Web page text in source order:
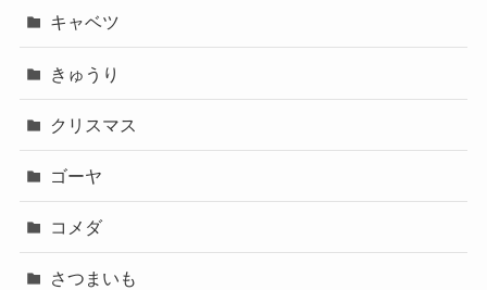
キャベツ
きゅうり
クリスマス
ゴーヤ
コメダ
さつまいも